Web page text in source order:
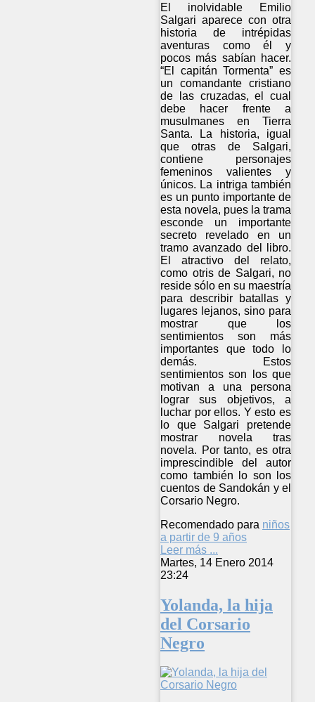
El inolvidable Emilio
Salgari aparece con otra
historia de intrépidas
aventuras como él y
pocos más sabían hacer.
“El capitán Tormenta” es
un comandante cristiano
de las cruzadas, el cual
debe hacer frente a
musulmanes en Tierra
Santa. La historia, igual
que otras de Salgari,
contiene personajes
femeninos valientes y
únicos. La intriga también
es un punto importante de
esta novela, pues la trama
esconde un importante
secreto revelado en un
tramo avanzado del libro.
El atractivo del relato,
como otris de Salgari, no
reside sólo en su maestría
para describir batallas y
lugares lejanos, sino para
mostrar que los
sentimientos son más
importantes que todo lo
demás. Estos
sentimientos son los que
motivan a una persona
lograr sus objetivos, a
luchar por ellos. Y esto es
lo que Salgari pretende
mostrar novela tras
novela. Por tanto, es otra
imprescindible del autor
como también lo son los
cuentos de Sandokán y el
Corsario Negro.
Recomendado para niños
a partir de 9 años
Leer más ...
Martes, 14 Enero 2014
23:24
Yolanda, la hija
del Corsario
Negro